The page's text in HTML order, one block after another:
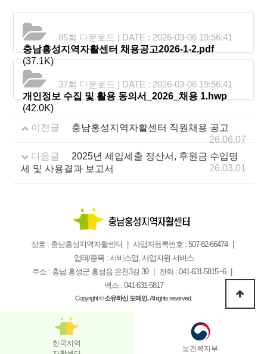
충남홍성지역자활센터 채용공고2026-1-2.pdf
(37.1K)
85회 다운로드 | DATE : 2026-03-06 19:56:41
개인정보 수집 및 활용 동의서_2026_채용 1.hwp
(42.0K)
37회 다운로드 | DATE : 2026-03-06 19:56:41
이전글
충남홍성지역자활센터 직원채용 공고
26.06.07
다음글
2025년 세입세출 정산서, 후원금 수입명
세 및 사용결과 보고서
26.03.01
한국지역
보건복지부
상호 : 충남홍성지역자활센터
사업자등록번호 : 507-82-66474
업태/종목 : 서비스업, 사업지원 서비스
주소 : 충남 홍성군 홍성읍 온천3길 39
전화 : 041-631-5815~6
팩스 : 041-631-5817
Copyright ©소유하신 도메인.All rights reserved.